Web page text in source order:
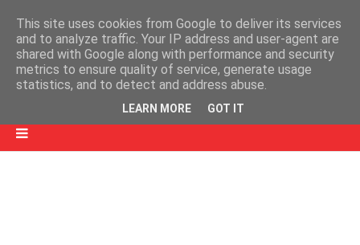
This site uses cookies from Google to deliver its services
and to analyze traffic. Your IP address and user-agent are
shared with Google along with performance and security
metrics to ensure quality of service, generate usage
statistics, and to detect and address abuse.
LEARN MORE GOT IT